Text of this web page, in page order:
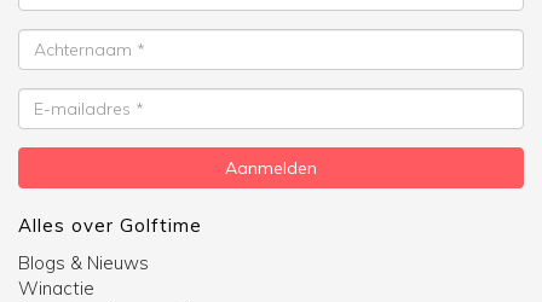
Achternaam
E-
mailadres
Aanmelden
Alles over Golftime
Blogs & Nieuws
Winactie